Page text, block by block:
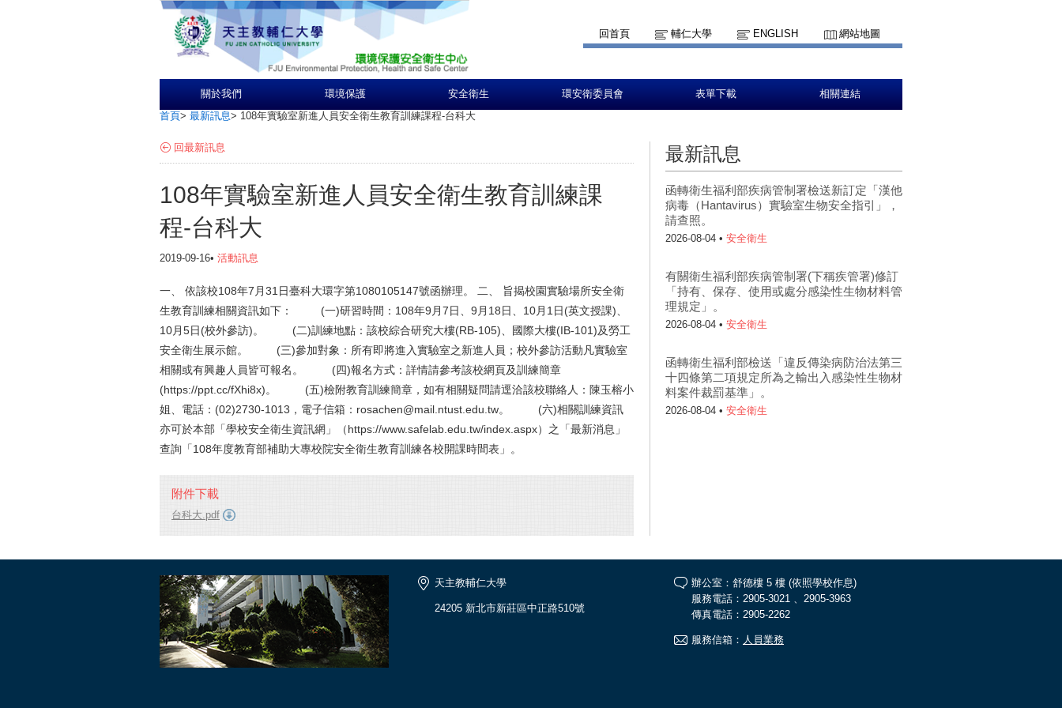
回首頁 輔仁大學 ENGLISH 網站地圖
關於我們 環境保護 安全衛生 環安衛委員會 表單下載 相關連結
首頁> 最新訊息> 108年實驗室新進人員安全衛生教育訓練課程-台科大
回最新訊息
108年實驗室新進人員安全衛生教育訓練課
程-台科大
2019-09-16• 活動訊息
一、 依該校108年7月31日臺科大環字第1080105147號函辦理。 二、 旨揭校園實驗場所安全衛
生教育訓練相關資訊如下： (一)研習時間：108年9月7日、9月18日、10月1日(英文授課)、
10月5日(校外參訪)。 (二)訓練地點：該校綜合研究大樓(RB-105)、國際大樓(IB-101)及勞工
安全衛生展示館。 (三)參加對象：所有即將進入實驗室之新進人員；校外參訪活動凡實驗室
相關或有興趣人員皆可報名。 (四)報名方式：詳情請參考該校網頁及訓練簡章
(https://ppt.cc/fXhi8x)。 (五)檢附教育訓練簡章，如有相關疑問請逕洽該校聯絡人：陳玉榕小
姐、電話：(02)2730-1013，電子信箱：rosachen@mail.ntust.edu.tw。 (六)相關訓練資訊
亦可於本部「學校安全衛生資訊網」（https://www.safelab.edu.tw/index.aspx）之「最新消息」
查詢「108年度教育部補助大專校院安全衛生教育訓練各校開課時間表」。
附件下載
台科大.pdf
最新訊息
函轉衛生福利部疾病管制署檢送新訂定「漢他
病毒（Hantavirus）實驗室生物安全指引」，
請查照。
2026-08-04 • 安全衛生
有關衛生福利部疾病管制署(下稱疾管署)修訂
「持有、保存、使用或處分感染性生物材料管
理規定」。
2026-08-04 • 安全衛生
函轉衛生福利部檢送「違反傳染病防治法第三
十四條第二項規定所為之輸出入感染性生物材
料案件裁罰基準」。
2026-08-04 • 安全衛生
天主教輔仁大學
24205 新北市新莊區中正路510號
辦公室：舒德樓 5 樓 (依照學校作息)
服務電話：2905-3021 、2905-3963
傳真電話：2905-2262
服務信箱： 人員業務